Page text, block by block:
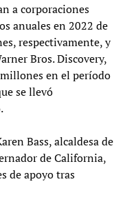
a corporaciones
anuales en 2022 de
respectivamente, y
Bros. Discovery,
en el período
se llevó
Bass, alcaldesa de
de California,
de apoyo tras